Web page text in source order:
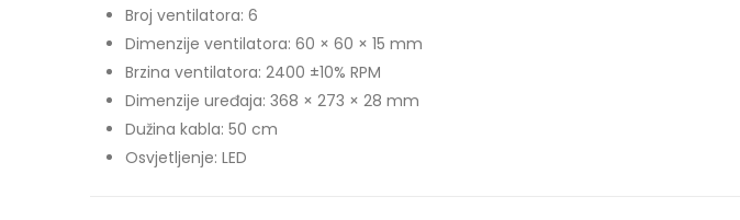
Broj ventilatora: 6
Dimenzije ventilatora: 60 × 60 × 15 mm
Brzina ventilatora: 2400 ±10% RPM
Dimenzije uređaja: 368 × 273 × 28 mm
Dužina kabla: 50 cm
Osvjetljenje: LED